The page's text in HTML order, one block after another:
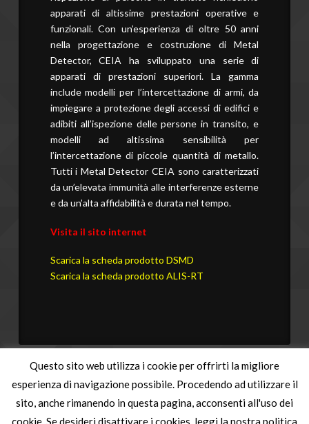
apparati di altissime prestazioni operative e
funzionali.Con un’esperienza di oltre 50 anni
nella progettazione e costruzione di Metal
Detector, CEIA ha sviluppato una serie di
apparati di prestazioni superiori.La gamma
include modelli per l’intercettazione di armi, da
impiegare a protezione degli accessi di edifici e
adibiti all’ispezione delle persone in transito, e
modelli ad altissima sensibilità per
l’intercettazione di piccole quantità di metallo.
Tutti i Metal Detector CEIA sono caratterizzati
da un’elevata immunità alle interferenze esterne
e da un’alta affidabilità e durata nel tempo.
Visita il sito internet
Scarica la scheda prodotto DSMD
Scarica la scheda prodotto ALIS-RT
Questo sito web utilizza i cookie per offrirti la migliore
esperienza di navigazione possibile. Procedendo ad utilizzare il
sito, anche rimanendo in questa pagina, acconsenti all'uso dei
cookie. Se desideri disattivare i cookies, leggi la nostra politica